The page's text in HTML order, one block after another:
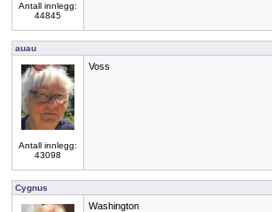
Antall innlegg:
44845
auau
Antall innlegg:
43098
Voss
Cygnus
Washington